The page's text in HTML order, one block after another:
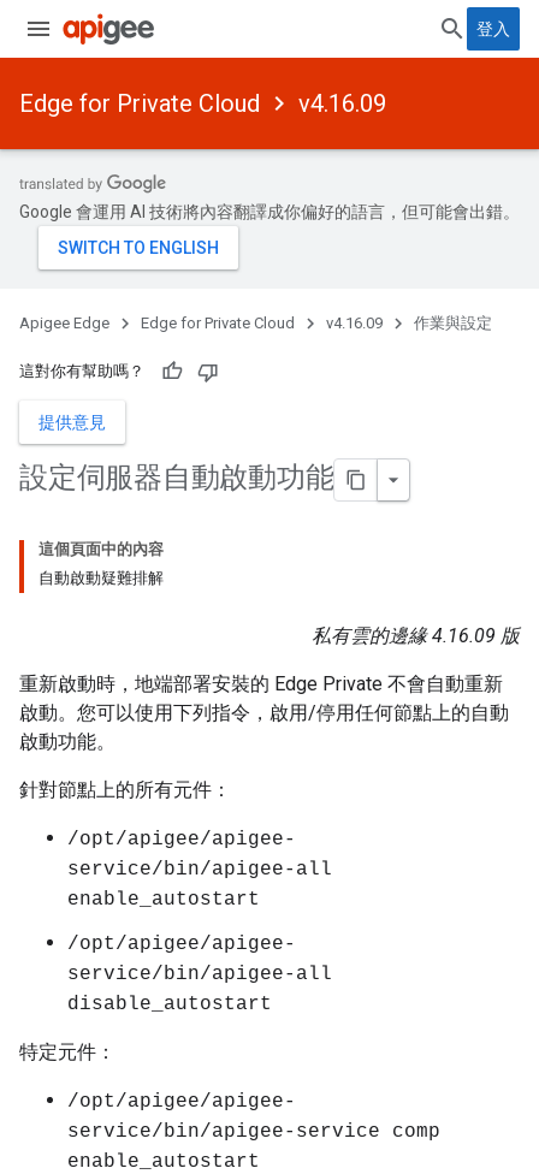
登入
Edge for Private Cloud v4.16.09
Google 會運用 AI 技術將內容翻譯成你偏好的語言，但可能會出錯。
Apigee Edge Edge for Private Cloud v4.16.09 作業與設定
這對你有幫助嗎？
提供意見
設定伺服器自動啟動功能
這個頁面中的內容
自動啟動疑難排解
私有雲的邊緣 4.16.09 版
重新啟動時，地端部署安裝的 Edge Private 不會自動重新
啟動。您可以使用下列指令，啟用/停用任何節點上的自動
啟動功能。
針對節點上的所有元件：
/opt/apigee/apigee-
service/bin/apigee-all
enable_autostart
/opt/apigee/apigee-
service/bin/apigee-all
disable_autostart
特定元件：
/opt/apigee/apigee-
service/bin/apigee-service comp
enable_autostart